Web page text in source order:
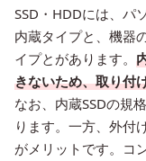
SSD・HDDには、パ
内蔵タイプと、機器
イプとがあります。
きないため、取り付
なお、内蔵SSDの規
ります。一方、外付
がメリットです。コ